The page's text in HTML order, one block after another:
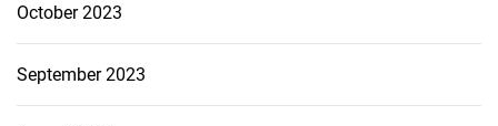
October 2023
September 2023